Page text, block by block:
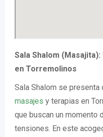
Sala Shalom
en Torremolinos
Sala Shalom se
masajes y terapias en
que buscan un momento
tensiones. En este